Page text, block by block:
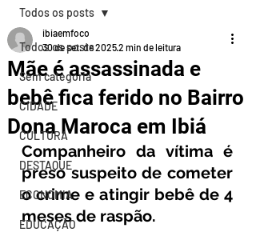
Todos os posts
Sem categoria
CIDADE
CULTURA
DESTAQUE
ECONOMIA
EDUCAÇÃO
Todos os posts
Mãe é assassinada e
bebê fica ferido no Bairro
Dona Maroca em Ibiá
ibiaemfoco
30 de set. de 20252 min de leitura
Companheiro da vítima é
preso suspeito de cometer
o crime e atingir bebê de 4
meses de raspão.